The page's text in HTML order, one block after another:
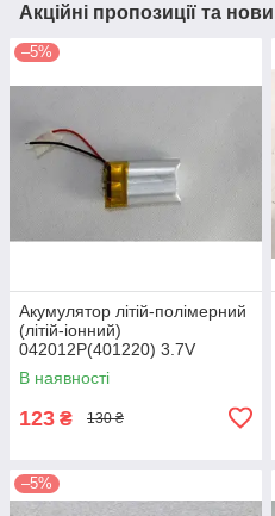
Акційні пропозиції та
–5%
Акумулятор літій-полімерний
(літій-іонний)
042012P(401220) 3.7V
150mAh
В наявності
123 ₴ 130 ₴
–5%